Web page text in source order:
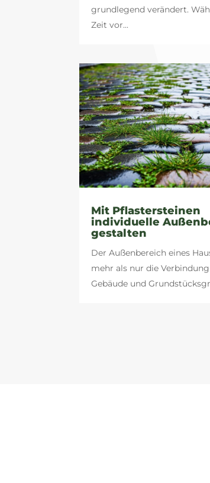
grundlegend verändert.
Zeit vor...
Mit Pflastersteinen
individuelle
gestalten
Der Außenbereich eines
mehr als nur die
Gebäude und